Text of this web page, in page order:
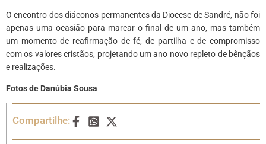
O encontro dos diáconos permanentes da Diocese de Sandré, não foi
apenas uma ocasião para marcar o final de um ano, mas também
um momento de reafirmação de fé, de partilha e de compromisso
com os valores cristãos, projetando um ano novo repleto de bênçãos
e realizações.
Fotos de Danúbia Sousa
Compartilhe: